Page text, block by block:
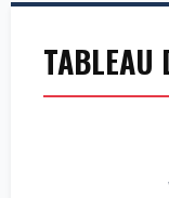
TABLEAU